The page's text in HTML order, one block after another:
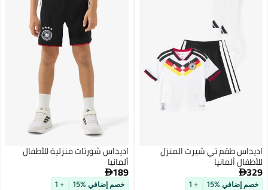
اديداس طقم تي شيرت المنزل
للأطفال ألمانيا
329
خصم إضافي %15 + 1
اديداس شورتات منزلية للأطفال
ألمانيا
189
خصم إضافي %15 + 1